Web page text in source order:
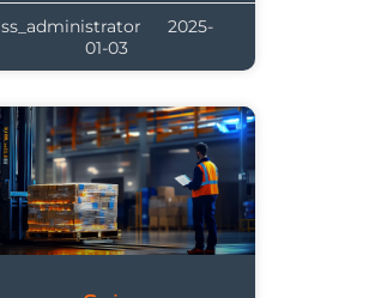
ss_administrator
2025-
01-03